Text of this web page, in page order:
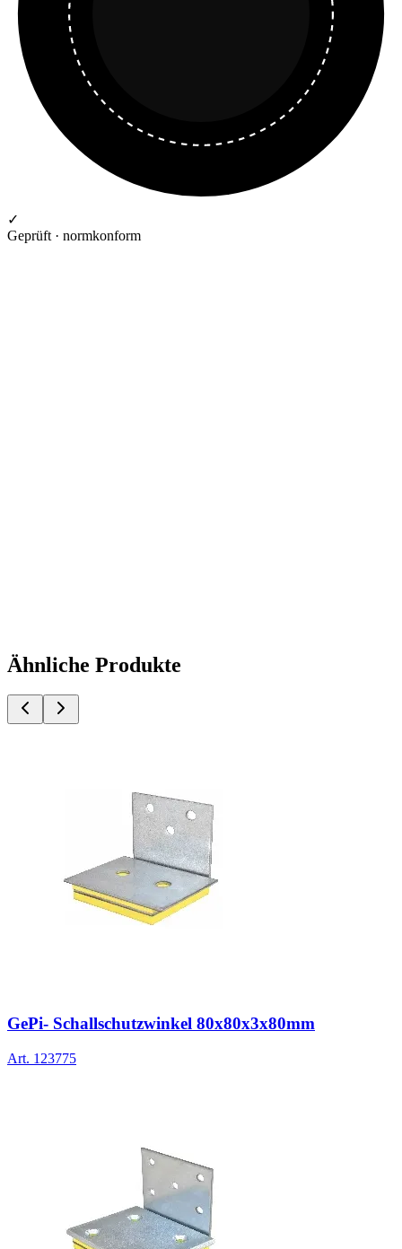
✓
Geprüft · normkonform
Ähnliche Produkte
GePi- Schallschutzwinkel 80x80x3x80mm
Art. 123775